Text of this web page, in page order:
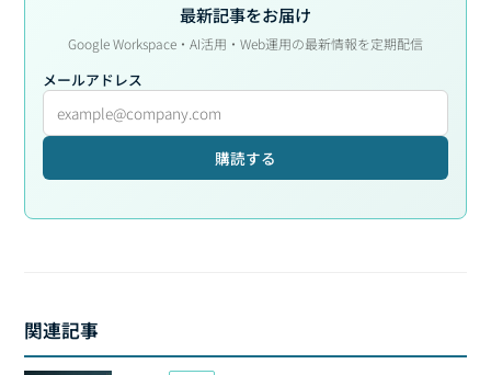
最新記事をお届け
Google Workspace・AI活用・Web運用の最新情報を定期配信
メールアドレス
購読する
関連記事